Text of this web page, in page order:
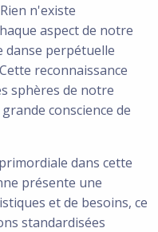
n'existe
aspect de notre
danse perpétuelle
reconnaissance
sphères de notre
conscience de
dans cette
présente une
et de besoins, ce
standardisées